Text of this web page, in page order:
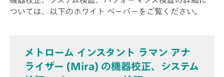
ついては、以下のホワイト ペーパーをご覧ください。
メトローム インスタント ラマン アナ
ライザー (Mira) の機器校正、システム